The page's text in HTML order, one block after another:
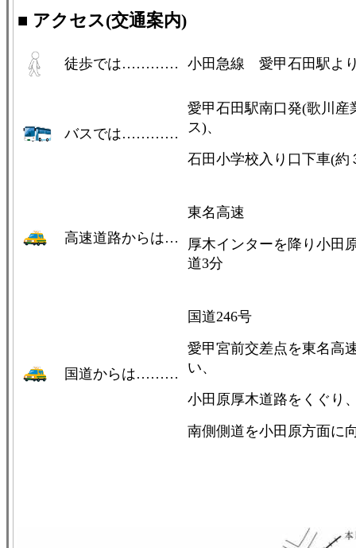
■ アクセス(交通案内)
徒歩では………… 小田急線 愛甲石田駅よ
バスでは…………
愛甲石田駅南口発(歌川産
ス)、
石田小学校入り口下車(約
高速道路からは…
東名高速
厚木インターを降り小
道3分
国道からは………
国道246号
愛甲宮前交差点を東名高
い、
小田原厚木道路をくぐり
南側側道を小田原方面に